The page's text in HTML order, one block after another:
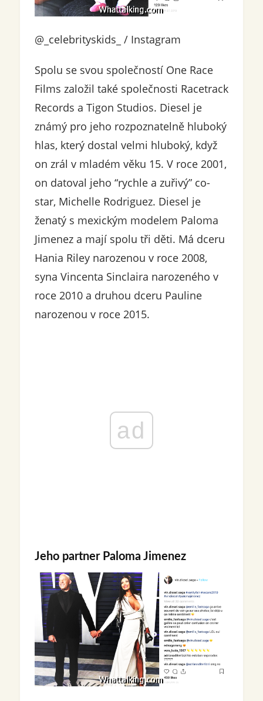
@_celebrityskids_ / Instagram
Spolu se svou společností One Race
Films založil také společnosti Racetrack
Records a Tigon Studios. Diesel je
známý pro jeho rozpoznatelně hluboký
hlas, který dostal velmi hluboký, když
on zrál v mladém věku 15. V roce 2001,
on datoval jeho “rychle a zuřivý” co-
star, Michelle Rodriguez. Diesel je
ženatý s mexickým modelem Paloma
Jimenez a mají spolu tři děti. Má dceru
Hania Riley narozenou v roce 2008,
syna Vincenta Sinclaira narozeného v
roce 2010 a druhou dceru Pauline
narozenou v roce 2015.
ad
Jeho partner Paloma Jimenez